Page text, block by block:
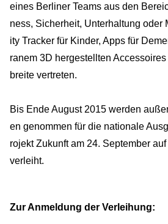
eines Berliner Teams aus den
ness, Sicherheit, Unterhaltung oder
ity Tracker für Kinder, Apps für
ranem 3D hergestellten
breite vertreten.
Bis Ende August 2015 werden
en genommen für die nationale
rojekt Zukunft am 24. September
verleiht.
Zur Anmeldung der Verleihung: